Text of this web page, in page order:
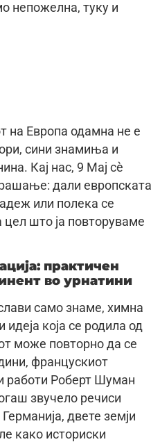
непожелна, туку и
на Европа одамна не е
сини знамиња и
Кај нас, 9 Мај сè
дали европската
или полека се
што ја повторуваме
практичен
во урнатини
само знаме, химна
која се родила од
може повторно да се
францускиот
работи Роберт Шуман
звучело речиси
двете земји
како историски